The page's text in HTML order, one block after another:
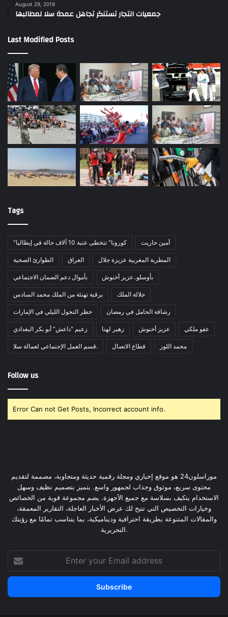
August 29, 2019
جمعيات التجار تستنكر تجاهل عمدة سلا لمطالبها
Last Modified Posts
Tags
"كورونا" تتخطى عتبة 10 آلاف حالة في إيطاليا أمين حاريت
الطوارئ الصحية العراق المطربة المغربية عزيزة جلال
بأموال دعم الضمان الاجتماعي بأوسلو..عزيز أخنوش
برقية تهنئة من الملك محمد السادس جلالة الملك
حظر التجول الليلي في الإمارات رشاقة الحامل في رمضان
زعيم "داعش" أبو بكر البغدادي زهير لهنا عزيز أخنوش عفو ملكي
قسم العمل الإجتماعي لعمالة سلا. قطاع الاتصال محمد اللوز
Follow us
Error Can not Get Posts, Incorrect account info.
موراسلون24 هو موقع إخباري ومجلة رقمية حديثة ومتجاوبة، مصممة لتقديم
محتوى سريع، موثوق وجذاب لجمهور واسع. يتميز بتصميم نظيف وسهل
الاستخدام يتكيف بسلاسة مع جميع الأجهزة. يضم مجموعة قوية من الخصائص
وخيارات التخصيص التي تتيح لك عرض الأخبار العاجلة، التقارير المعمقة،
والمقالات المتنوعة بطريقة احترافية وديناميكية، بما يتناسب تمامًا مع رؤيتك
التحريرية.
Enter
your
Email